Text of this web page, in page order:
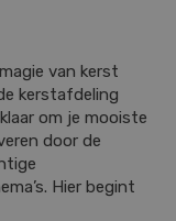
van kerst
kerstafdeling
om je mooiste
door de
Hier begint